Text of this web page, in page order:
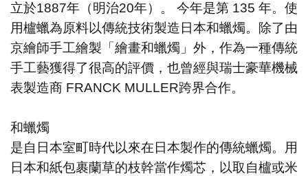
立於1887年（明治20年）。 今年是第 135 年。使
用櫨蠟為原料以傳統技術製造日本和蠟燭。除了由
京繪師手工繪製 「繪畫和蠟燭」外，作為一種傳統
手工藝獲得了很高的評價，也曾經與瑞士豪華機械
表製造商 FRANCK MULLER跨界合作。
和蠟燭
是自日本室町時代以來在日本製作的傳統蠟燭。用
日本和紙包裹蘭草的枝幹當作燭芯，以取自櫨或米